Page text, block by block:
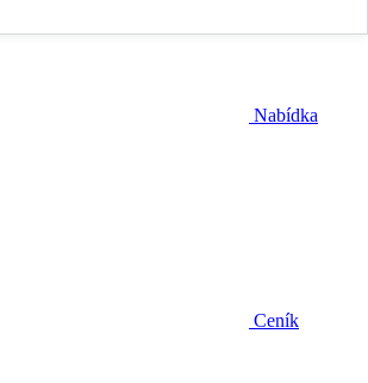
Nabídka
Ceník